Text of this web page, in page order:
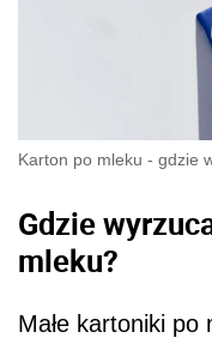
Karton po mleku - gdzie
Gdzie
mleku?
Małe kartoniki po